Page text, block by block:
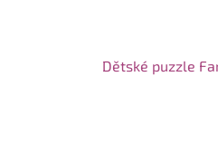
Dětské puzzle